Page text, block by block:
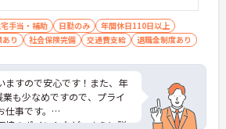
手当・補助 日勤のみ
年間休日110日以上
り
社会保険完備 交通費支給 退職金制度あり
ますので安心です！また、年
も少なめですので、プライ
事です。
接のポイントなど、さらに詳